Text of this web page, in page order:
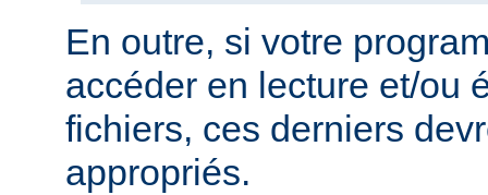
En outre, si votre
accéder en lecture et/ou
fichiers, ces derniers
appropriés.